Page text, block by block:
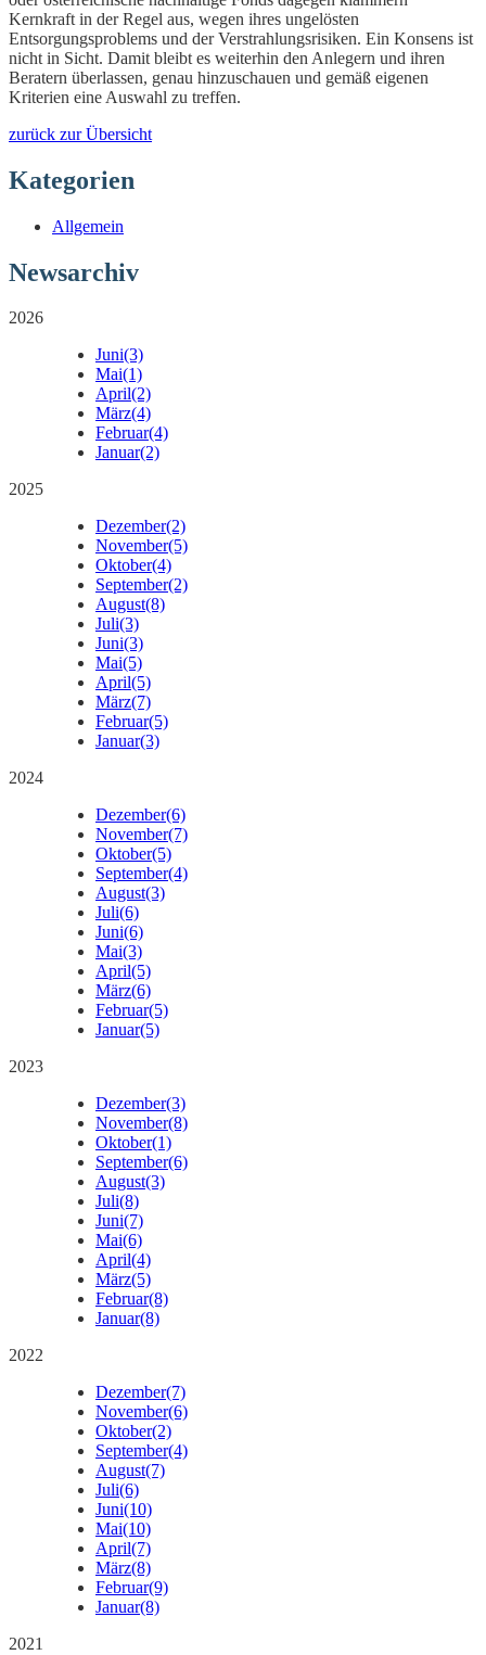
Kernkraft in der Regel aus, wegen ihres ungelösten
Entsorgungsproblems und der Verstrahlungsrisiken. Ein Konsens ist
nicht in Sicht. Damit bleibt es weiterhin den Anlegern und ihren
Beratern überlassen, genau hinzuschauen und gemäß eigenen
Kriterien eine Auswahl zu treffen.
zurück zur Übersicht
Kategorien
Allgemein
Newsarchiv
2026
Juni(3)
Mai(1)
April(2)
März(4)
Februar(4)
Januar(2)
2025
Dezember(2)
November(5)
Oktober(4)
September(2)
August(8)
Juli(3)
Juni(3)
Mai(5)
April(5)
März(7)
Februar(5)
Januar(3)
2024
Dezember(6)
November(7)
Oktober(5)
September(4)
August(3)
Juli(6)
Juni(6)
Mai(3)
April(5)
März(6)
Februar(5)
Januar(5)
2023
Dezember(3)
November(8)
Oktober(1)
September(6)
August(3)
Juli(8)
Juni(7)
Mai(6)
April(4)
März(5)
Februar(8)
Januar(8)
2022
Dezember(7)
November(6)
Oktober(2)
September(4)
August(7)
Juli(6)
Juni(10)
Mai(10)
April(7)
März(8)
Februar(9)
Januar(8)
2021